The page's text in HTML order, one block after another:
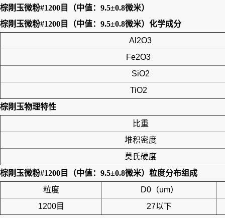
棕刚玉微粉#1200目（中值：9.5±0.8微米）
棕刚玉微粉#1200目（中值：9.5±0.8微米） 化学成分
Al2O3
Fe2O3
SiO2
TiO2
棕刚玉物理特性
比重
堆积密度
莫氏硬度
棕刚玉微粉#1200目（中值：9.5±0.8微米） 粒度分布组成
粒度
D0（um）
1200目
27以下